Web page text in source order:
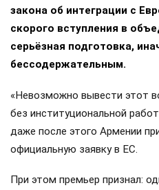
закона об интеграции с
скорого вступления в
серьёзная подготовка,
бессодержательным.
«Невозможно вывести этот
без институциональной
даже после этого Армении
официальную заявку в ЕС.
При этом премьер признал: